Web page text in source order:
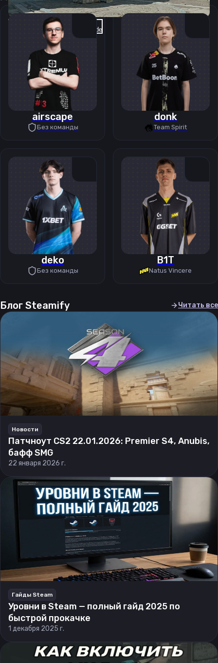
Previous slide Next slide
airscape
Без команды
donk
Team Spirit
deko
Без команды
B1T
Natus Vincere
Блог Steamify Читать все
Новости
Патчноут CS2 22.01.2026: Premier S4, Anubis,
бафф SMG
22 января 2026 г.
Гайды Steam
Уровни в Steam — полный гайд 2025 по
быстрой прокачке
1 декабря 2025 г.